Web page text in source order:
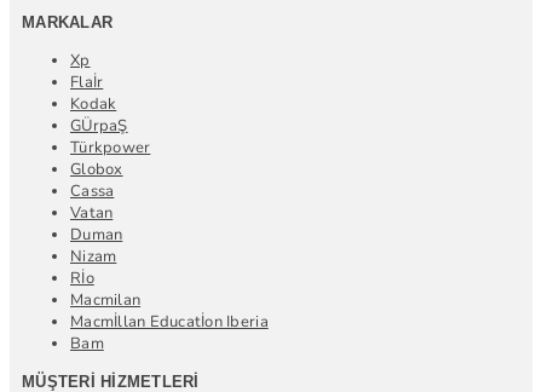
MARKALAR
Xp
Flaİr
Kodak
GÜrpaŞ
Türkpower
Globox
Cassa
Vatan
Duman
Nizam
Rİo
Macmilan
Macmİllan Educatİon Iberia
Bam
MÜŞTERI HIZMETLERI